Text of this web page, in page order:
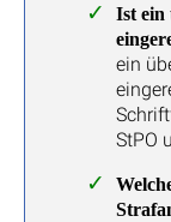
Ist ein
ein
StPO